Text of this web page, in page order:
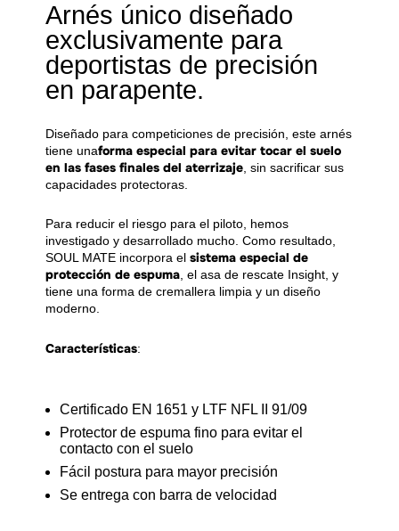
Arnés único diseñado
exclusivamente para
deportistas de precisión
en parapente.
Diseñado para competiciones de precisión, este arnés
tiene unaforma especial para evitar tocar el suelo
en las fases finales del aterrizaje , sin sacrificar sus
capacidades protectoras.
Para reducir el riesgo para el piloto, hemos
investigado y desarrollado mucho. Como resultado,
SOUL MATE incorpora elsistema especial de
protección de espuma, el asa de rescate Insight, y
tiene una forma de cremallera limpia y un diseño
moderno.
Características:
Certificado EN 1651 y LTF NFL II 91/09
Protector de espuma fino para evitar el
contacto con el suelo
Fácil postura para mayor precisión
Se entrega con barra de velocidad